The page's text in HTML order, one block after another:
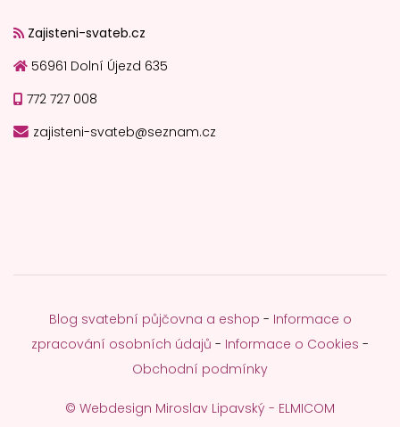
Zajisteni-svateb.cz
56961 Dolní Újezd 635
772 727 008
zajisteni-svateb@seznam.cz
Blog svatební půjčovna a eshop - Informace o
zpracování osobních údajů - Informace o Cookies -
Obchodní podmínky
© Webdesign Miroslav Lipavský - ELMICOM